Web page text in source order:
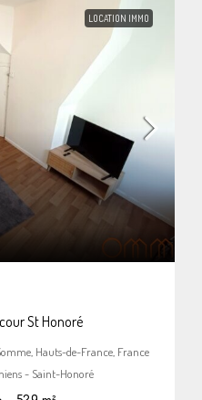
LOCATION IMMO
St Honoré
Hauts-de-France, France
- Saint-Honoré